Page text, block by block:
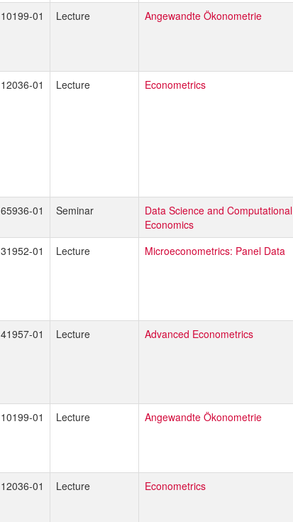
10199-01 Lecture Angewandte Ökonometrie
12036-01 Lecture Econometrics
65936-01 Seminar
Data Science and Computational
Economics
31952-01 Lecture Microeconometrics: Panel Data
41957-01 Lecture Advanced Econometrics
10199-01 Lecture Angewandte Ökonometrie
12036-01 Lecture Econometrics